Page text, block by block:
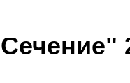
Итоги
Сечение"